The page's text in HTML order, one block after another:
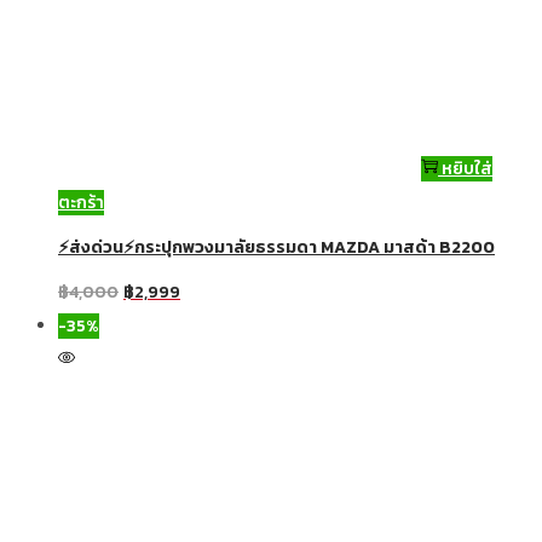
หยิบใส่
ตะกร้า
⚡ส่งด่วน⚡กระปุกพวงมาลัยธรรมดา MAZDA มาสด้า B2200
฿4,000฿2,999
-35%